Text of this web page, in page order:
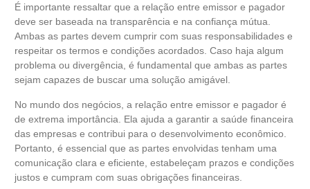
É importante ressaltar que a relação entre emissor e pagador
deve ser baseada na transparência e na confiança mútua.
Ambas as partes devem cumprir com suas responsabilidades e
respeitar os termos e condições acordados. Caso haja algum
problema ou divergência, é fundamental que ambas as partes
sejam capazes de buscar uma solução amigável.
No mundo dos negócios, a relação entre emissor e pagador é
de extrema importância. Ela ajuda a garantir a saúde financeira
das empresas e contribui para o desenvolvimento econômico.
Portanto, é essencial que as partes envolvidas tenham uma
comunicação clara e eficiente, estabeleçam prazos e condições
justos e cumpram com suas obrigações financeiras.